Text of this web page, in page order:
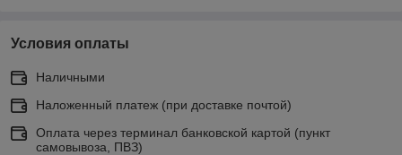
Условия оплаты
Наличными
Наложенный платеж (при доставке почтой)
Оплата через терминал банковской картой (пункт
самовывоза, ПВЗ)